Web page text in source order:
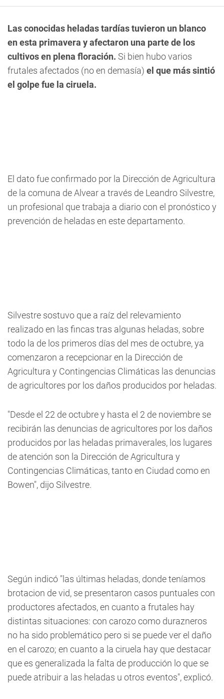
Las conocidas heladas tardías tuvieron un blanco
en esta primavera y afectaron una parte de los
cultivos en plena floración. Si bien hubo varios
frutales afectados (no en demasía) el que más sintió
el golpe fue la ciruela.
El dato fue confirmado por la Dirección de Agricultura
de la comuna de Alvear a través de Leandro Silvestre,
un profesional que trabaja a diario con el pronóstico y
prevención de heladas en este departamento.
Silvestre sostuvo que a raíz del relevamiento
realizado en las fincas tras algunas heladas, sobre
todo la de los primeros días del mes de octubre, ya
comenzaron a recepcionar en la Dirección de
Agricultura y Contingencias Climáticas las denuncias
de agricultores por los daños producidos por heladas.
"Desde el 22 de octubre y hasta el 2 de noviembre se
recibirán las denuncias de agricultores por los daños
producidos por las heladas primaverales, los lugares
de atención son la Dirección de Agricultura y
Contingencias Climáticas, tanto en Ciudad como en
Bowen", dijo Silvestre.
Según indicó "las últimas heladas, donde teníamos
brotacion de vid, se presentaron casos puntuales con
productores afectados, en cuanto a frutales hay
distintas situaciones: con carozo como durazneros
no ha sido problemático pero si se puede ver el daño
en el carozo; en cuanto a la ciruela hay que destacar
que es generalizada la falta de producción lo que se
puede atribuir a las heladas u otros eventos", explicó.